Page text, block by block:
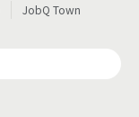
JobQ Town